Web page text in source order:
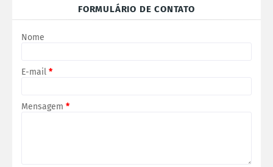
FORMULÁRIO DE CONTATO
Nome
E-mail *
Mensagem *